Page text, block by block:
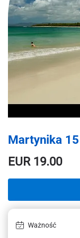
Martynika
EUR19.00
Ważność